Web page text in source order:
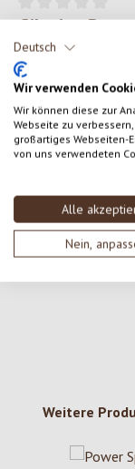
Deutsch
Wir verwenden
Wir können diese zur
Webseite zu
großartiges Webseiten-
von uns verwendeten
Alle
Nein,
Durchschnittliche
Gib eine
Teile deine
SCHREIBE EINE
Bewertungen
Keine
deine
Produktgalerie
Weitere